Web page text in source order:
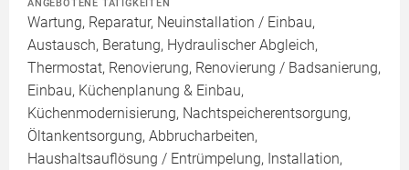
ANGEBOTENE TÄTIGKEITEN
Wartung, Reparatur, Neuinstallation / Einbau,
Austausch, Beratung, Hydraulischer Abgleich,
Thermostat, Renovierung, Renovierung / Badsanierung,
Einbau, Küchenplanung & Einbau,
Küchenmodernisierung, Nachtspeicherentsorgung,
Öltankentsorgung, Abbrucharbeiten,
Haushaltsauflösung / Entrümpelung, Installation,